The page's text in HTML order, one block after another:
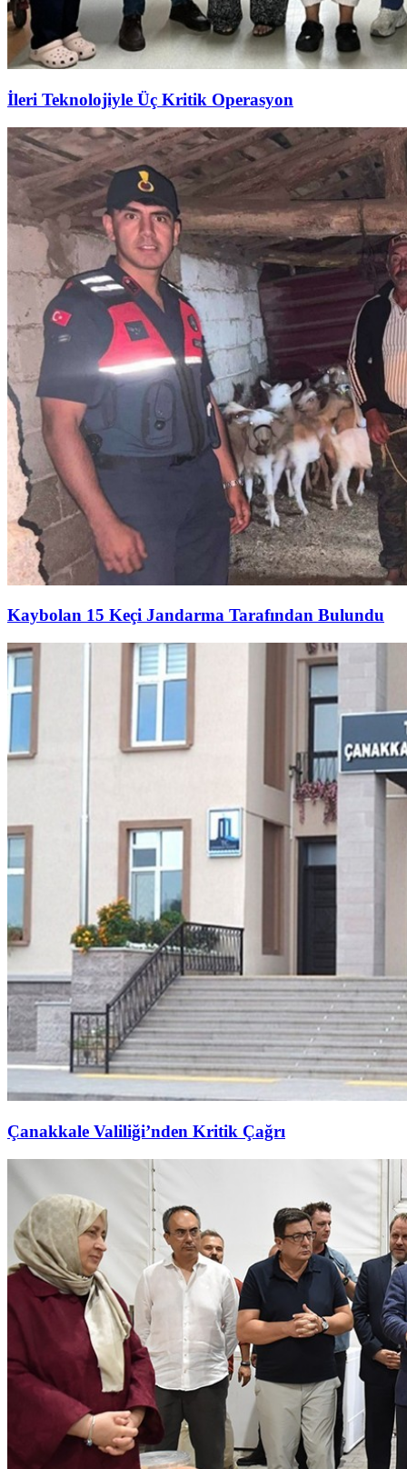
İleri Teknolojiyle Üç Kritik Operasyon
Kaybolan 15 Keçi Jandarma Tarafından Bulundu
Çanakkale Valiliği’nden Kritik Çağrı